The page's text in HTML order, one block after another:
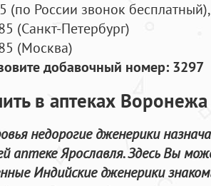
(по России звонок бесплатный),
(Санкт-Петербург)
(Москва)
добавочный номер: 3297
в аптеках
недорогие дженерики
аптеке Ярославля. Здесь Вы
Индийские дженерики